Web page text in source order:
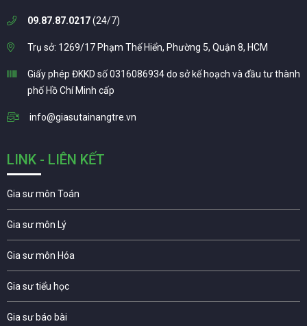
09.87.87.0217(24/7)
Trụ sở: 1269/17 Phạm Thế Hiển, Phường 5, Quận 8, HCM
Giấy phép ĐKKD số 0316086934 do sở kế hoạch và đầu tư thành
phố Hồ Chí Minh cấp
info@giasutainangtre.vn
LINK - LIÊN KẾT
Gia sư môn Toán
Gia sư môn Lý
Gia sư môn Hóa
Gia sư tiểu học
Gia sư báo bài